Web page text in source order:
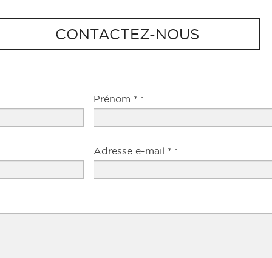
CONTACTEZ-NOUS
Prénom * :
Adresse e-mail * :